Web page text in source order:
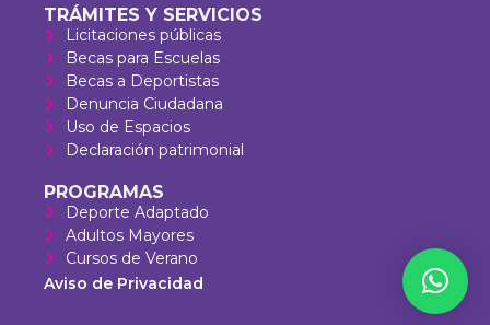
TRÁMITES Y SERVICIOS
Licitaciones públicas
Becas para Escuelas
Becas a Deportistas
Denuncia Ciudadana
Uso de Espacios
Declaración patrimonial
PROGRAMAS
Deporte Adaptado
Adultos Mayores
Cursos de Verano
Aviso de Privacidad